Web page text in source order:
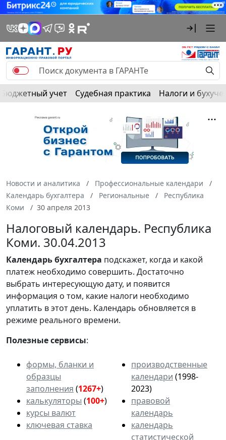
Бюджетный учет Судебная практика Налоги и
Новости и аналитика
Профессиональные календари
Календарь бухгалтера
Региональные
Республика
Коми
30 апреля 2013
Налоговый календарь. Республика
Коми. 30.04.2013
Календарьбухгалтера подскажет, когда и какой
платеж необходимо совершить. Достаточно
выбрать интересующую дату, и появится
информация о том, какие налоги необходимо
уплатить в этот день. Календарь обновляется в
режиме реального времени.
Полезные сервисы:
формы, бланки и
образцы
заполнения (1267+)
калькуляторы (100+)
курсы валют
ключевая ставка
производственные
календари (1998-
2023)
правовой
календарь
календарь
статистической